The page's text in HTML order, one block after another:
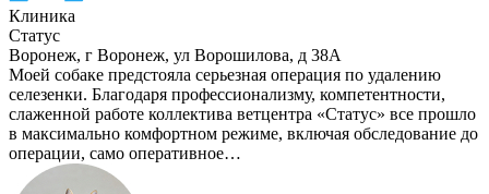
Клиника
Статус
Воронеж, г Воронеж, ул Ворошилова, д 38А
Моей собаке предстояла серьезная операция по удалению
селезенки. Благодаря профессионализму, компетентности,
слаженной работе коллектива ветцентра «Статус» все прошло
в максимально комфортном режиме, включая обследование до
операции, само оперативное…